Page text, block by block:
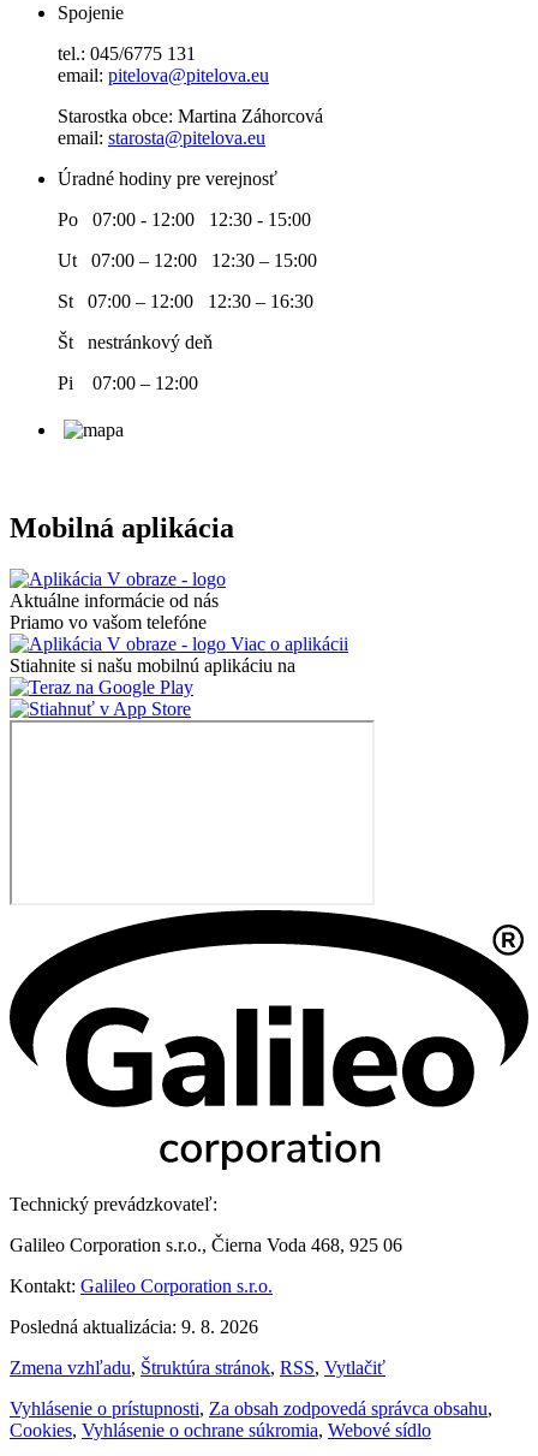
Spojenie
tel.: 045/6775 131
email: pitelova@pitelova.eu
Starostka obce: Martina Záhorcová
email: starosta@pitelova.eu
Úradné hodiny pre verejnosť
Po 07:00 - 12:00 12:30 - 15:00
Ut 07:00 – 12:00 12:30 – 15:00
St 07:00 – 12:00 12:30 – 16:30
Št nestránkový deň
Pi 07:00 – 12:00
Mobilná aplikácia
Aktuálne informácie od nás
Priamo vo vašom telefóne
Viac o aplikácii
Stiahnite si našu mobilnú aplikáciu na
Technický prevádzkovateľ:
Galileo Corporation s.r.o., Čierna Voda 468, 925 06
Kontakt: Galileo Corporation s.r.o.
Posledná aktualizácia: 9. 8. 2026
Zmena vzhľadu, Štruktúra stránok, RSS, Vytlačiť
Vyhlásenie o prístupnosti, Za obsah zodpovedá správca obsahu,
Cookies, Vyhlásenie o ochrane súkromia, Webové sídlo